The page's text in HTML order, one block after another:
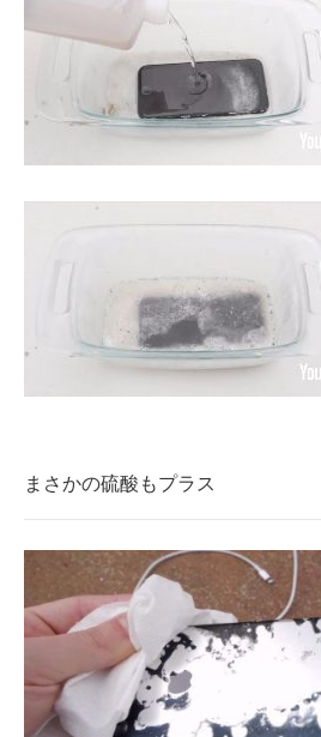
まさかの硫酸もプラス